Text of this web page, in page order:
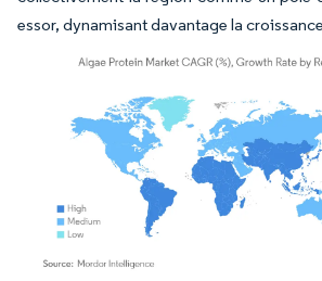
essor, dynamisant davantage la